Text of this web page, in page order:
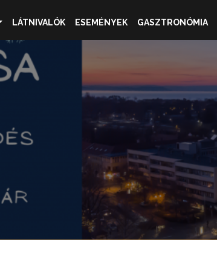
LÁTNIVALÓK ESEMÉNYEK GASZTRONÓMIA